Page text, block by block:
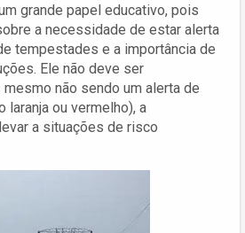
grande papel educativo, pois
a necessidade de estar alerta
tempestades e a importância de
Ele não deve ser
não sendo um alerta de
laranja ou vermelho), a
a situações de risco